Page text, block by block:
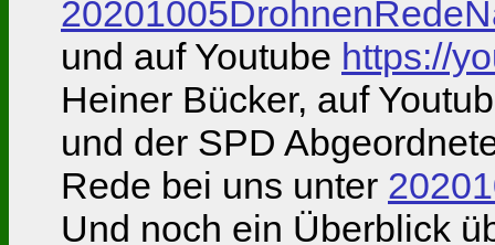
und auf Youtube https://
Heiner Bücker, auf
und der SPD
Rede bei uns unter
Und noch ein Überblick